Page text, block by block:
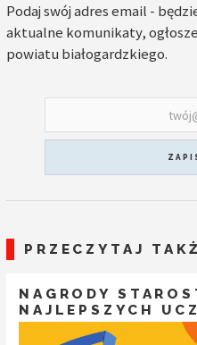
Podaj swój adres email -
aktualne komunikaty,
powiatu białogardzkiego.
PRZECZYTAJ
NAGRODY
NAJLEPSZYCH